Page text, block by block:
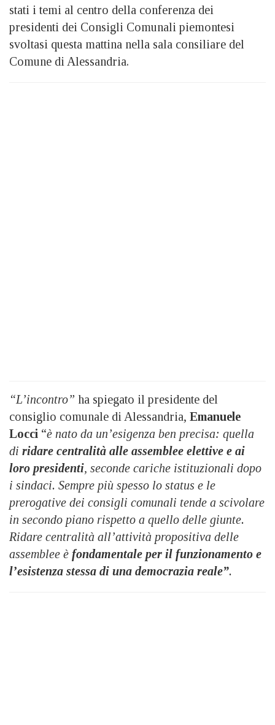
stati i temi al centro della conferenza dei
presidenti dei Consigli Comunali piemontesi
svoltasi questa mattina nella sala consiliare del
Comune di Alessandria.
“L’incontro” ha spiegato il presidente del
consiglio comunale di Alessandria, Emanuele
Locci “è nato da un’esigenza ben precisa: quella
di ridare centralità alle assemblee elettive e ai
loro presidenti, seconde cariche istituzionali dopo
i sindaci. Sempre più spesso lo status e le
prerogative dei consigli comunali tende a scivolare
in secondo piano rispetto a quello delle giunte.
Ridare centralità all’attività propositiva delle
assemblee è fondamentale per il funzionamento e
l’esistenza stessa di una democrazia reale”.